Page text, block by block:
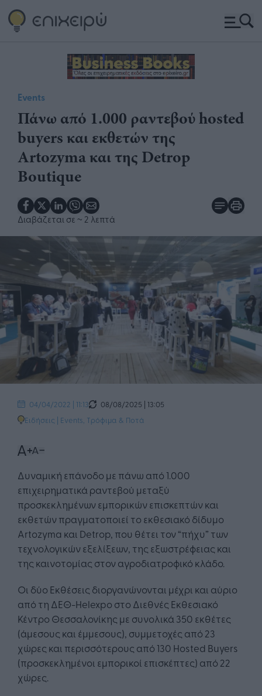
Events
Πάνω από 1.000 ραντεβού hosted
buyers και εκθετών της
Artozyma και της Detrop
Boutique
Διαβάζεται σε ~ 2 λεπτά
04/04/2022 | 11:13
08/08/2025 | 13:05
Ειδήσεις | Events Τρόφιμα & Ποτά
Δυναμική επάνοδο με πάνω από 1.000
επιχειρηματικά ραντεβού μεταξύ
προσκεκλημένων εμπορικών επισκεπτών και
εκθετών πραγματοποιεί το εκθεσιακό δίδυμο
Artozyma και Detrop, που θέτει τον “πήχυ” των
τεχνολογικών εξελίξεων, της εξωστρέφειας και
της καινοτομίας στον αγροδιατροφικό κλάδο.
Οι δύο Εκθέσεις διοργανώνονται μέχρι και αύριο
από τη ΔΕΘ-Helexpo στο Διεθνές Εκθεσιακό
Κέντρο Θεσσαλονίκης με συνολικά 350 εκθέτες
(άμεσους και έμμεσους), συμμετοχές από 23
χώρες και περισσότερους από 130 Hosted Buyers
(προσκεκλημένοι εμπορικοί επισκέπτες) από 22
χώρες.